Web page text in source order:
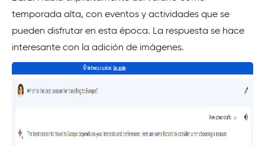
temporada alta, con eventos y actividades que se
pueden disfrutar en esta época. La respuesta se hace
interesante con la adición de imágenes.